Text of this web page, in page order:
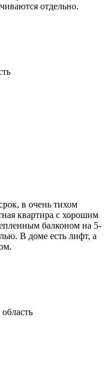
отдельно.
в очень тихом
квартира с хорошим
балконом на 5-
В доме есть лифт, а